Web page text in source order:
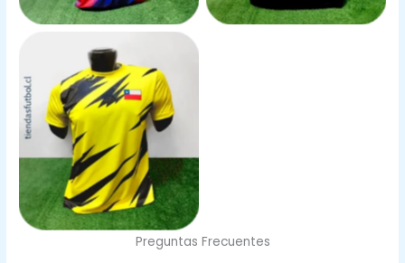
Preguntas Frecuentes